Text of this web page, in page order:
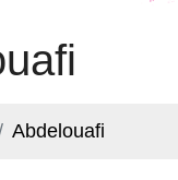
Abdelouafi